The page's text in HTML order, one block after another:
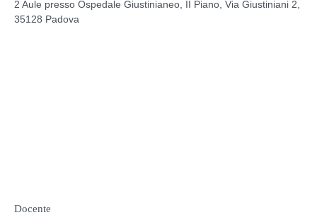
2 Aule presso Ospedale Giustinianeo, II Piano, Via Giustiniani 2,
35128 Padova
Docente